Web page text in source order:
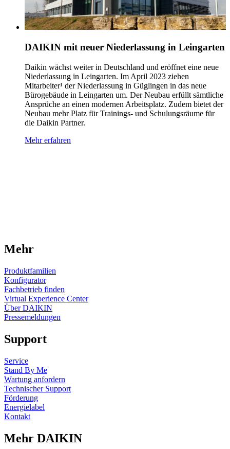
DAIKIN mit neuer Niederlassung in Leingarten
Daikin wächst weiter in Deutschland und eröffnet eine neue
Niederlassung in Leingarten. Im April 2023 ziehen
Mitarbeiter¹ der Niederlassung in Güglingen in das neue
Bürogebäude in Leingarten um. Der Neubau erfüllt sämtliche
Ansprüche an einen modernen Arbeitsplatz. Zudem bietet der
Neubau mehr Platz für Trainings- und Schulungsräume für
die Daikin Partner.
Mehr erfahren
Mehr
Produktfamilien
Konfigurator
Fachbetrieb finden
Virtual Experience Center
Über DAIKIN
Pressemeldungen
Support
Service
Stand By Me
Wartung anfordern
Technischer Support
Förderung
Energielabel
Kontakt
Mehr DAIKIN